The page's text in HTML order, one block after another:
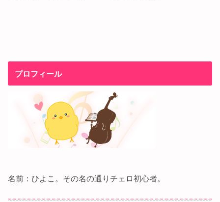
プロフィール
名前：ひよこ。その名の通りチェロ初心者。